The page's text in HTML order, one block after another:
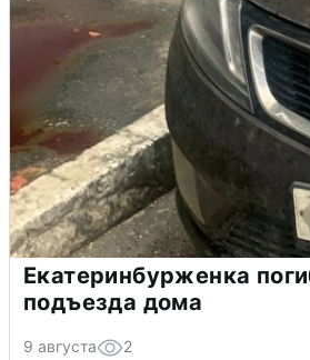
Екатеринбурженка
подъезда дома
9 августа 2